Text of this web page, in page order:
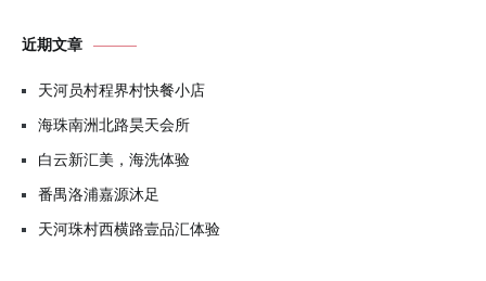
近期文章
天河员村程界村快餐小店
海珠南洲北路昊天会所
白云新汇美，海洗体验
番禺洛浦嘉源沐足
天河珠村西横路壹品汇体验